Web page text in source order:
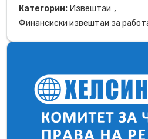
Категории: Извештаи ,
Финансиски извештаи за